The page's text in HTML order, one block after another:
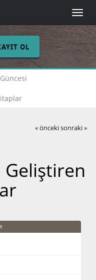
Toggle
OL
« önceki sonraki »
Geliştiren